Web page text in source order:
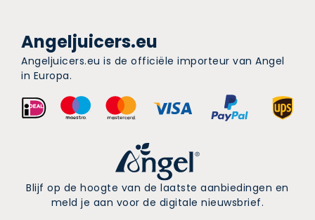
Angeljuicers.eu
Angeljuicers.eu is de officiële importeur van Angel
in Europa.
Blijf op de hoogte van de laatste aanbiedingen en
meld je aan voor de digitale nieuwsbrief.